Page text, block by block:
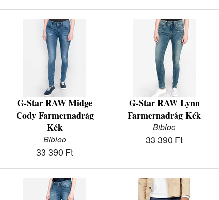
G-Star RAW Midge
Cody Farmernadrág
Kék
Bibloo
33 390 Ft
G-Star RAW Lynn
Farmernadrág Kék
Bibloo
33 390 Ft